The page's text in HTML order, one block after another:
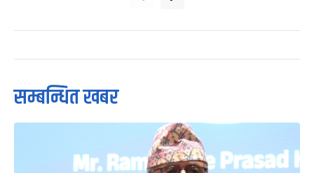
सम्बन्धित खबर